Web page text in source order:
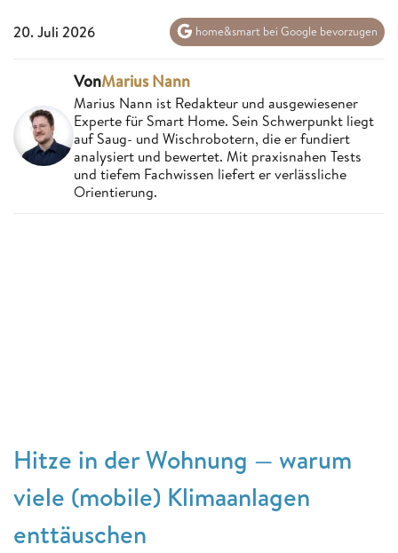
20. Juli 2026 home&smart bei Google bevorzugen
VonMarius Nann
Marius Nann ist Redakteur und ausgewiesener
Experte für Smart Home. Sein Schwerpunkt liegt
auf Saug- und Wischrobotern, die er fundiert
analysiert und bewertet. Mit praxisnahen Tests
und tiefem Fachwissen liefert er verlässliche
Orientierung.
Hitze in der Wohnung — warum
viele (mobile) Klimaanlagen
enttäuschen